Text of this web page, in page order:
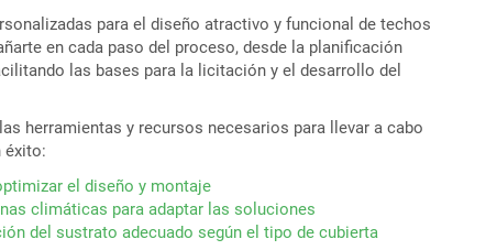
para el diseño atractivo y funcional de techos
en cada paso del proceso, desde la planificación
las bases para la licitación y el desarrollo del
herramientas y recursos necesarios para llevar a cabo
éxito:
el diseño y montaje
climáticas para adaptar las soluciones
del sustrato adecuado según el tipo de cubierta